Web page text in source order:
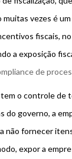
muitas vezes é
fiscais,
a exposição
de
o controle de
do governo, a
não fornecer
expor a